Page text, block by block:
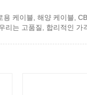
케이블, 해양 케이블,
는 고품질, 합리적인 가